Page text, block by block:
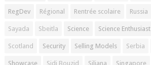
RegDev Régional Rentrée scolaire Russia
Sayada Sbeitla Science Science Enthusiast
Scotland Security Selling Models Serbia
Showcase Sidi Bouzid Siliana Singapore